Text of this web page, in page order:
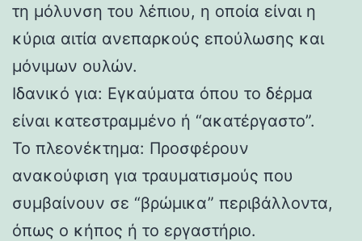
τη μόλυνση του λέπιου, η οποία είναι η
κύρια αιτία ανεπαρκούς επούλωσης και
μόνιμων ουλών.
Ιδανικό για: Εγκαύματα όπου το δέρμα
είναι κατεστραμμένο ή “ακατέργαστο”.
Το πλεονέκτημα: Προσφέρουν
ανακούφιση για τραυματισμούς που
συμβαίνουν σε “βρώμικα” περιβάλλοντα,
όπως ο κήπος ή το εργαστήριο.